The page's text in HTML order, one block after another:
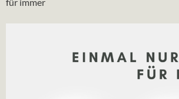
für immer